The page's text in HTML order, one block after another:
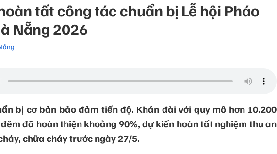
tất công tác chuẩn bị Lễ hội Pháo
Nẵng 2026
bị cơ bản bảo đảm tiến độ. Khán đài với quy mô hơn 10.200
đã hoàn thiện khoảng 90%, dự kiến hoàn tất nghiệm thu an
chữa cháy trước ngày 27/5.